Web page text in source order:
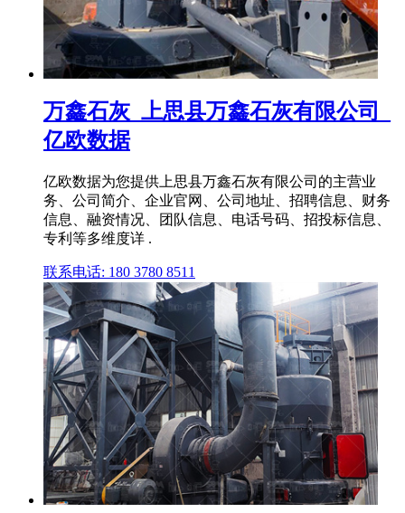
万鑫石灰_上思县万鑫石灰有限公司_
亿欧数据
亿欧数据为您提供上思县万鑫石灰有限公司的主营业
务、公司简介、企业官网、公司地址、招聘信息、财务
信息、融资情况、团队信息、电话号码、招投标信息、
专利等多维度详 .
联系电话: 180 3780 8511